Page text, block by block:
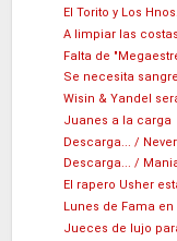
El Torito y Los
A limpiar las
Falta de
Se necesita
Wisin & Yandel
Juanes a la carga
Descarga... /
Descarga... /
El rapero Usher
Lunes de Fama
Jueces de lujo